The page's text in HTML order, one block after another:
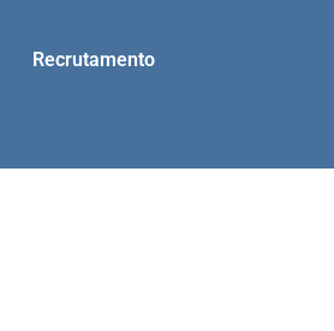
Recrutamento